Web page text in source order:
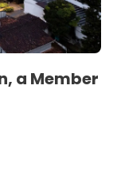
a Member